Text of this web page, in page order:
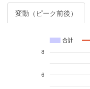
変動（ピーク前後）
合計
6
8